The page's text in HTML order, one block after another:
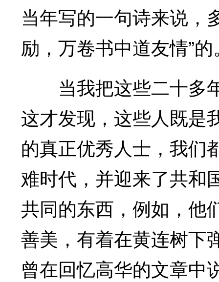
当年写的一句诗来说，
励，万卷书中道友情”的
当我把这些二十多
这才发现，这些人既是
的真正优秀人士，我们
难时代，并迎来了共和
共同的东西，例如，他
善美，有着在黄连树
曾在回忆高华的文章中